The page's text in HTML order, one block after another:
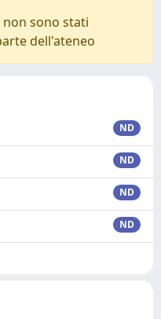
sono stati
dell'ateneo
ND
ND
ND
ND